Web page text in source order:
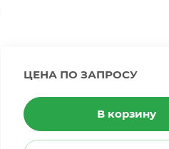
ЦЕНА ПО ЗАПРОСУ
В корзину